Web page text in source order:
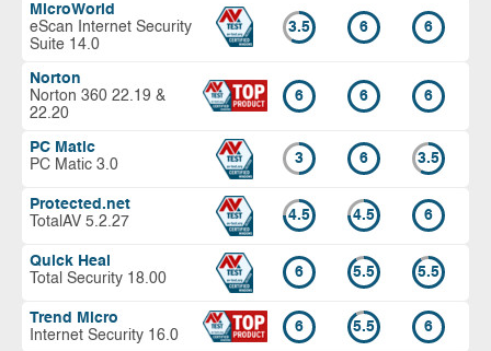
MicroWorld
eScan Internet Security
Suite 14.0
3.5 6 6
Norton
Norton 360 22.19 &
22.20
6 6 6
PC Matic
PC Matic 3.0
3 6 3.5
Protected.net
TotalAV 5.2.27
4.5 4.5 6
Quick Heal
Total Security 18.00
6 5.5 5.5
Trend Micro
Internet Security 16.0
6 5.5 6